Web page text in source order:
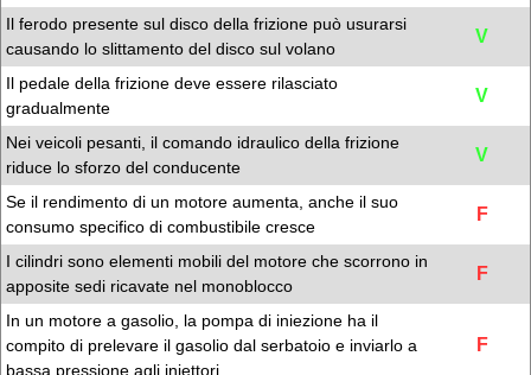
Il ferodo presente sul disco della frizione può usurarsi
causando lo slittamento del disco sul volano
V
Il pedale della frizione deve essere rilasciato
gradualmente
V
Nei veicoli pesanti, il comando idraulico della frizione
riduce lo sforzo del conducente
V
Se il rendimento di un motore aumenta, anche il suo
consumo specifico di combustibile cresce
F
I cilindri sono elementi mobili del motore che scorrono in
apposite sedi ricavate nel monoblocco
F
In un motore a gasolio, la pompa di iniezione ha il
compito di prelevare il gasolio dal serbatoio e inviarlo a
bassa pressione agli iniettori
F